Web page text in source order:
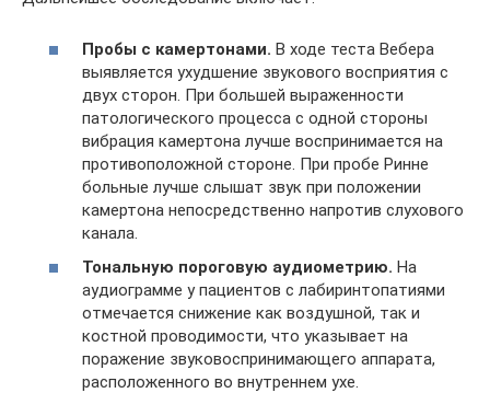
Пробы с камертонами. В ходе теста Вебера
выявляется ухудшение звукового восприятия с
двух сторон. При большей выраженности
патологического процесса с одной стороны
вибрация камертона лучше воспринимается на
противоположной стороне. При пробе Ринне
больные лучше слышат звук при положении
камертона непосредственно напротив слухового
канала.
Тональную пороговую аудиометрию. На
аудиограмме у пациентов с лабиринтопатиями
отмечается снижение как воздушной, так и
костной проводимости, что указывает на
поражение звуковоспринимающего аппарата,
расположенного во внутреннем ухе.